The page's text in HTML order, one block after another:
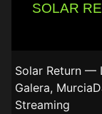
SOLAR
Solar Return —
Galera,
Streaming